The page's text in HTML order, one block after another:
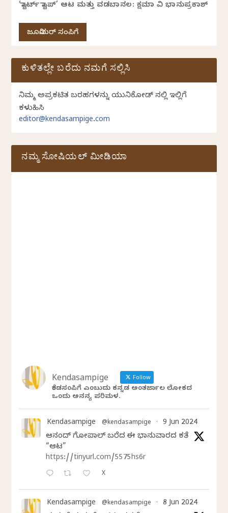
‘ಸ್ಟಾರ್ಟ್ ಸ್ಟಾಪ್’ ಆಟ ಮತ್ತು ವಡಬಾನಲ: ಕ್ಷಮಾ ವಿ ಭಾನುಪ್ರಕಾಶ್
ಜೂನಿಯರ್ ಸಂಪಿಗೆ
ಕುಳಿತಲ್ಲೇ ಬರೆದು ನಮಗೆ ಸಲ್ಲಿಸಿ
ನಿಮ್ಮ ಅಪ್ರಕಟಿತ ಬರಹಗಳನ್ನು ಯುನಿಕೋಡ್ ನಲ್ಲಿ ಇಲ್ಲಿಗೆ
ಕಳುಹಿಸಿ
editor@kendasampige.com
ನಮ್ಮ ಸೋಷಿಯಲ್‌ ಮೀಡಿಯಾ
Kendasampige Follow
ಕೆಂಡಸಂಪಿಗೆ ಎಂಬುದು ಕನ್ನಡ ಅಂತರ್ಜಾಲ ಲೋಕದ
ಒಂದು ಅನನ್ಯ ಪರಿಮಳ.
Kendasampige @kendasampige · 9 Jun 2024
ಆನಂದ್‌ ಗೋಪಾಲ್‌ ಬರೆದ ಈ ಭಾನುವಾರದ ಕತೆ
“ಆಟ”
https://tinyurl.com/5575hs6r
X
Kendasampige @kendasampige · 8 Jun 2024